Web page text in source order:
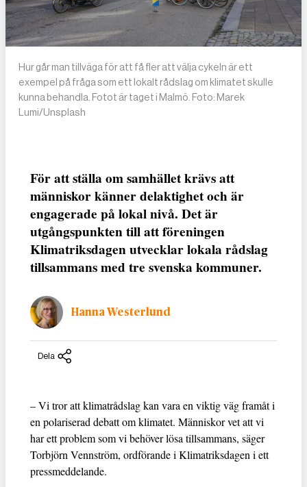
Hur går man tillväga för att få fler att välja cykeln är ett
exempel på fråga som ett lokalt rådslag om klimatet skulle
kunna behandla. Fotot är taget i Malmö. Foto: Marek
Lumi/Unsplash
För att ställa om samhället krävs att
människor känner delaktighet och är
engagerade på lokal nivå. Det är
utgångspunkten till att föreningen
Klimatriksdagen utvecklar lokala rådslag
tillsammans med tre svenska kommuner.
Hanna Westerlund
Dela
– Vi tror att klimatrådslag kan vara en viktig väg framåt i
en polariserad debatt om klimatet. Människor vet att vi
har ett problem som vi behöver lösa tillsammans, säger
Torbjörn Vennström, ordförande i Klimatriksdagen i ett
pressmeddelande.